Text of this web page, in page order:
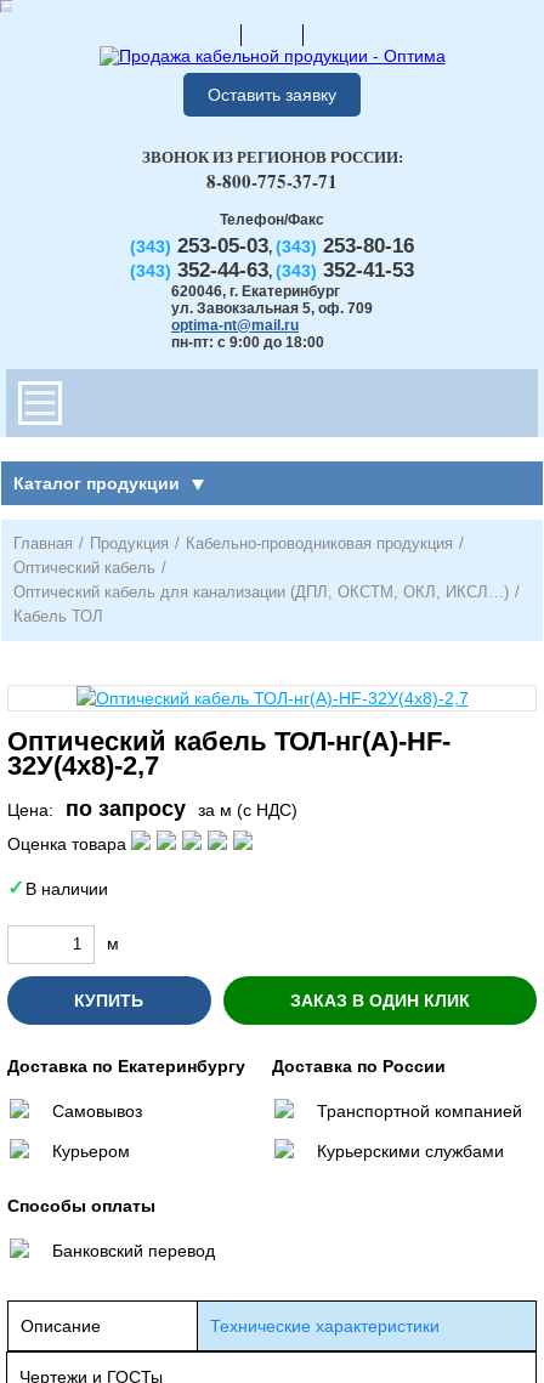
Оставить заявку
Телефон/Факс
(343) 253-05-03, (343) 253-80-16
(343) 352-44-63, (343) 352-41-53
620046, г. Екатеринбург
ул. Завокзальная 5, оф. 709
optima-nt@mail.ru
пн-пт: с 9:00 до 18:00
ЗВОНОК ИЗ РЕГИОНОВ РОССИИ:
8-800-775-37-71
Каталог продукции
Главная / Продукция / Кабельно-проводниковая продукция /
Оптический кабель /
Оптический кабель для канализации (ДПЛ, ОКСТМ, ОКЛ, ИКСЛ…) /
Кабель ТОЛ
Оптический кабель ТОЛ-нг(A)-HF-
32У(4х8)-2,7
Цена: по запросу
за м (с НДС)
Оценка товара
В наличии
м
КУПИТЬ ЗАКАЗ В ОДИН КЛИК
Доставка по Екатеринбургу
Самовывоз
Курьером
Доставка по России
Транспортной компанией
Курьерскими службами
Способы оплаты
Банковский перевод
Описание Технические характеристики
Чертежи и ГОСТы